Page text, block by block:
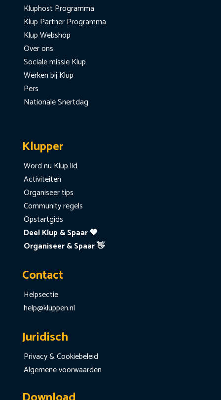
Kluphost Programma
Klup Partner Programma
Klup Webshop
Over ons
Sociale missie Klup
Werken bij Klup
Pers
Nationale Snertdag
Klupper
Word nu Klup lid
Activiteiten
Organiseer tips
Community regels
Opstartgids
Deel Klup & Spaar 💙
Organiseer & Spaar 👋
Contact
Helpsectie
help@kluppen.nl
Juridisch
Privacy & Cookiebeleid
Algemene voorwaarden